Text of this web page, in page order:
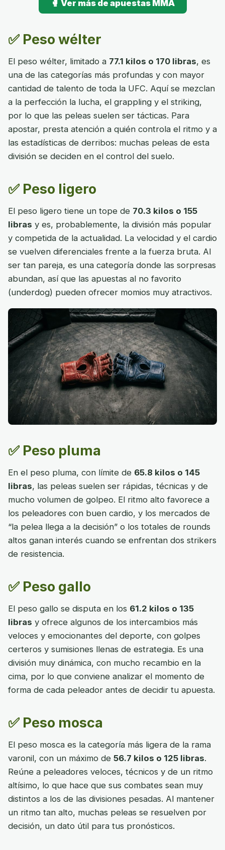
🥊 Ver más de apuestas MMA
✅ Peso wélter
El peso wélter, limitado a 77.1 kilos o 170 libras, es
una de las categorías más profundas y con mayor
cantidad de talento de toda la UFC. Aquí se mezclan
a la perfección la lucha, el grappling y el striking,
por lo que las peleas suelen ser tácticas. Para
apostar, presta atención a quién controla el ritmo y a
las estadísticas de derribos: muchas peleas de esta
división se deciden en el control del suelo.
✅ Peso ligero
El peso ligero tiene un tope de 70.3 kilos o 155
libras y es, probablemente, la división más popular
y competida de la actualidad. La velocidad y el cardio
se vuelven diferenciales frente a la fuerza bruta. Al
ser tan pareja, es una categoría donde las sorpresas
abundan, así que las apuestas al no favorito
(underdog) pueden ofrecer momios muy atractivos.
✅ Peso pluma
En el peso pluma, con límite de 65.8 kilos o 145
libras, las peleas suelen ser rápidas, técnicas y de
mucho volumen de golpeo. El ritmo alto favorece a
los peleadores con buen cardio, y los mercados de
“la pelea llega a la decisión” o los totales de rounds
altos ganan interés cuando se enfrentan dos strikers
de resistencia.
✅ Peso gallo
El peso gallo se disputa en los 61.2 kilos o 135
libras y ofrece algunos de los intercambios más
veloces y emocionantes del deporte, con golpes
certeros y sumisiones llenas de estrategia. Es una
división muy dinámica, con mucho recambio en la
cima, por lo que conviene analizar el momento de
forma de cada peleador antes de decidir tu apuesta.
✅ Peso mosca
El peso mosca es la categoría más ligera de la rama
varonil, con un máximo de 56.7 kilos o 125 libras.
Reúne a peleadores veloces, técnicos y de un ritmo
altísimo, lo que hace que sus combates sean muy
distintos a los de las divisiones pesadas. Al mantener
un ritmo tan alto, muchas peleas se resuelven por
decisión, un dato útil para tus pronósticos.